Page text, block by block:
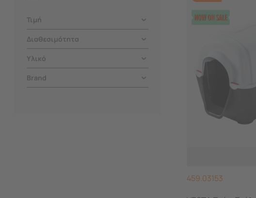
Τιμή
Διαθεσιμότητα
Υλικό
Brand
459.03153